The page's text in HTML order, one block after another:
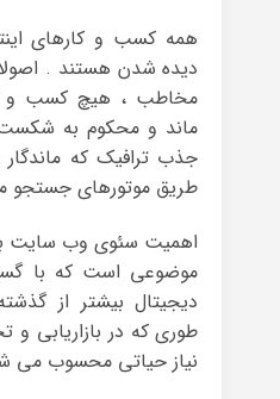
همه کسب و کارهای
دیده شدن هستند .
مخاطب ، هیچ کسب و
ماند و محکوم به
جذب ترافیک که
طریق موتورهای جستجو
اهمیت سئوی وب سایت
موضوعی است که با
دیجیتال بیشتر از
طوری که در بازاریابی و
نیاز حیاتی محسوب می